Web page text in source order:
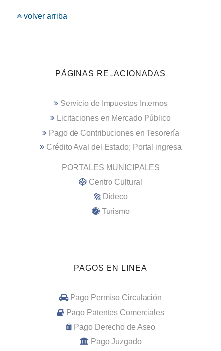
volver arriba
PÁGINAS RELACIONADAS
Servicio de Impuestos Internos
Licitaciones en Mercado Público
Pago de Contribuciones en Tesorería
Crédito Aval del Estado; Portal ingresa
PORTALES MUNICIPALES
Centro Cultural
Dideco
Turismo
PAGOS EN LINEA
Pago Permiso Circulación
Pago Patentes Comerciales
Pago Derecho de Aseo
Pago Juzgado